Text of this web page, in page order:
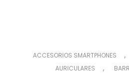
ACCESORIOS SMARTPHONES ,
AURICULARES ,